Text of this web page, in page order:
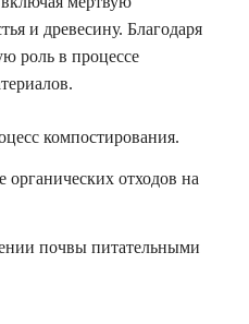
и древесину. Благодаря
роль в процессе
компостирования.
отходов на
почвы питательными